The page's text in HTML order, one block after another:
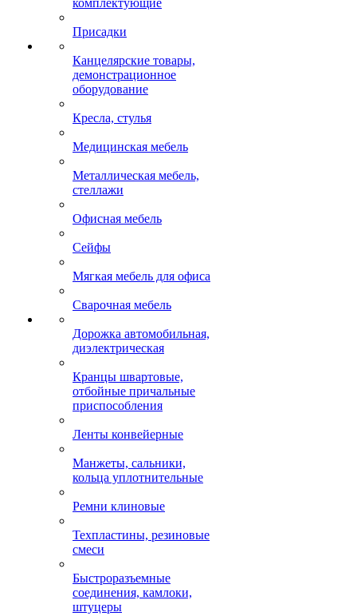
комплектующие
Присадки
Канцелярские товары,
демонстрационное
оборудование
Кресла, стулья
Медицинская мебель
Металлическая мебель,
стеллажи
Офисная мебель
Сейфы
Мягкая мебель для офиса
Сварочная мебель
Дорожка автомобильная,
диэлектрическая
Кранцы швартовые,
отбойные причальные
приспособления
Ленты конвейерные
Манжеты, сальники,
кольца уплотнительные
Ремни клиновые
Техпластины, резиновые
смеси
Быстроразъемные
соединения, камлоки,
штуцеры